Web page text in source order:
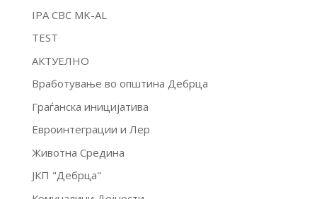
IPA CBC MK-AL
TEST
АКТУЕЛНО
Вработување во општина Дебрца
Граѓанска иницијатива
Евроинтеграции и Лер
Животна Средина
ЈКП "Дебрца"